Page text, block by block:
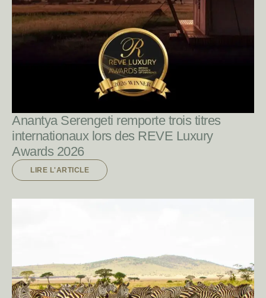
LIRE L'ARTICLE
Anantya Serengeti remporte trois titres
internationaux lors des REVE Luxury
Awards 2026
LIRE L'ARTICLE
LIRE L'ARTICLE